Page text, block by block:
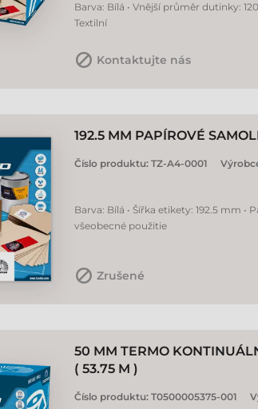
Barva: Bílá • Vnější průměr dutinky:
Textilní
Kontaktujte nás
192.5 MM PAPÍROVÉ
Číslo produktu: TZ-A4-0001
Barva: Bílá • Šířka etikety: 192.5 mm •
všeobecné použitie
Zrušené
50 MM TERMO
( 53.75 M )
Číslo produktu: T0500005375-001